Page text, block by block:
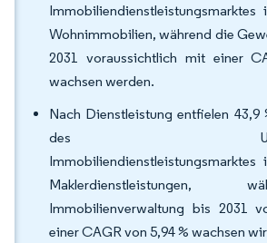
Wohnimmobilien, während die
2031 voraussichtlich mit einer
wachsen werden.
Nach Dienstleistung entfielen 43,9
des US-
Maklerdienstleistungen,
Immobilienverwaltung bis 2031
einer CAGR von 5,94 % wachsen